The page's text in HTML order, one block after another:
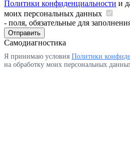
Политики конфиденциальности и
моих персональных данных
- поля, обязательные для
Отправить
Самодиагностика
Я принимаю условия Политики
на обработку моих персональных